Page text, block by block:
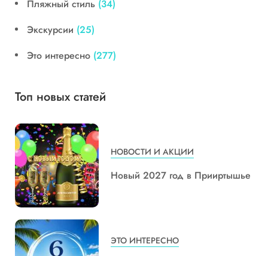
Пляжный стиль (34)
Экскурсии (25)
Это интересно (277)
Топ новых статей
НОВОСТИ И АКЦИИ
Новый 2027 год в Прииртышье
ЭТО ИНТЕРЕСНО